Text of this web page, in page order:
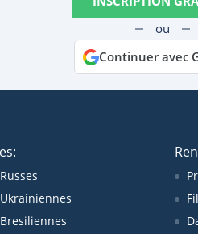
ou
Continuer avec